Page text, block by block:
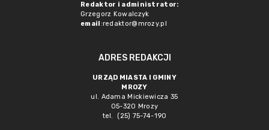
Redaktor i administrator:
Grzegorz Kowalczyk
email :redaktor@mrozy.pl
ADRES REDAKCJI
URZĄD MIASTA I GMINY
MROZY
ul. Adama Mickiewicza 35
05-320 Mrozy
tel. (25) 75-74-190